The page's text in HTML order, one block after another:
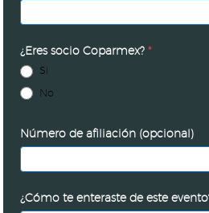
¿Eres socio Coparmex?*
Si
No
Número de afiliación (opcional)
¿Cómo te enteraste de este